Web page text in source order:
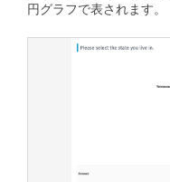
円グラフで表されます。